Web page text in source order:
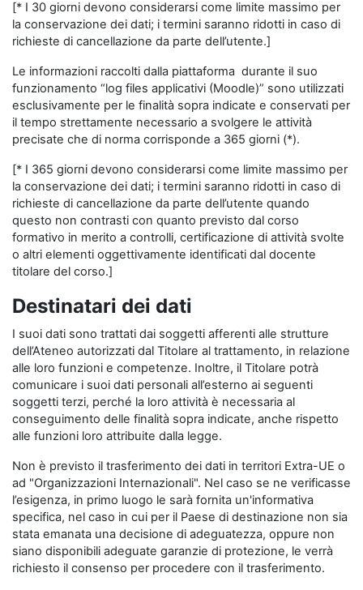
[* I 30 giorni devono considerarsi come limite massimo per
la conservazione dei dati; i termini saranno ridotti in caso di
richieste di cancellazione da parte dell’utente.]
Le informazioni raccolti dalla piattaforma durante il suo
funzionamento “log files applicativi (Moodle)” sono utilizzati
esclusivamente per le finalità sopra indicate e conservati per
il tempo strettamente necessario a svolgere le attività
precisate che di norma corrisponde a 365 giorni (*).
[* I 365 giorni devono considerarsi come limite massimo per
la conservazione dei dati; i termini saranno ridotti in caso di
richieste di cancellazione da parte dell’utente quando
questo non contrasti con quanto previsto dal corso
formativo in merito a controlli, certificazione di attività svolte
o altri elementi oggettivamente identificati dal docente
titolare del corso.]
Destinatari dei dati
I suoi dati sono trattati dai soggetti afferenti alle strutture
dell’Ateneo autorizzati dal Titolare al trattamento, in relazione
alle loro funzioni e competenze. Inoltre, il Titolare potrà
comunicare i suoi dati personali all’esterno ai seguenti
soggetti terzi, perché la loro attività è necessaria al
conseguimento delle finalità sopra indicate, anche rispetto
alle funzioni loro attribuite dalla legge.
Non è previsto il trasferimento dei dati in territori Extra-UE o
ad "Organizzazioni Internazionali". Nel caso se ne verificasse
l’esigenza, in primo luogo le sarà fornita un'informativa
specifica, nel caso in cui per il Paese di destinazione non sia
stata emanata una decisione di adeguatezza, oppure non
siano disponibili adeguate garanzie di protezione, le verrà
richiesto il consenso per procedere con il trasferimento.